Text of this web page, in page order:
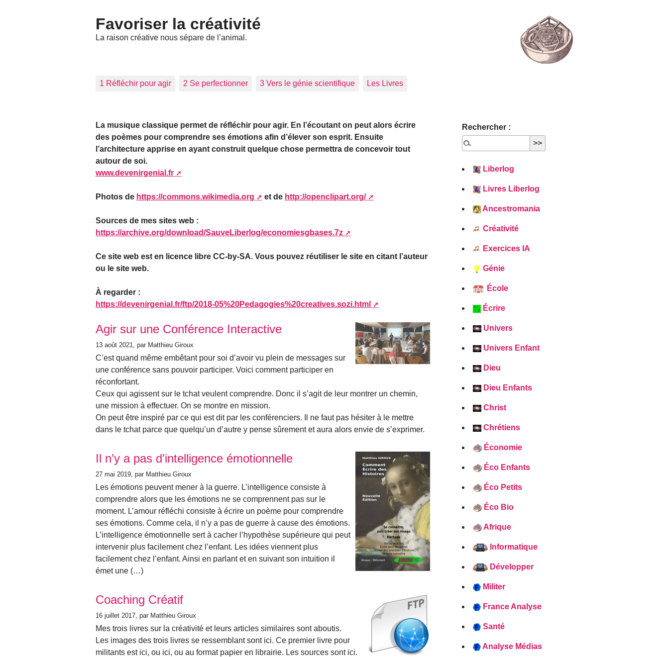
Favoriser la créativité
La raison créative nous sépare de l’animal.
1 Réfléchir pour agir 2 Se perfectionner 3 Vers le génie scientifique Les Livres
La musique classique permet de réfléchir pour agir. En l’écoutant on peut alors écrire
des poèmes pour comprendre ses émotions afin d’élever son esprit. Ensuite
l’architecture apprise en ayant construit quelque chose permettra de concevoir tout
autour de soi.
www.devenirgenial.fr
Photos de https://commons.wikimedia.org et de http://openclipart.org/
Sources de mes sites web :
https://archive.org/download/SauveLiberlog/economiesgbases.7z
Ce site web est en licence libre CC-by-SA. Vous pouvez réutiliser le site en citant l’auteur
ou le site web.
À regarder :
https://devenirgenial.fr/ftp/2018-05%20Pedagogies%20creatives.sozi.html
Articles les plus récents
Agir sur une Conférence Interactive
13 août 2021 , par Matthieu Giroux
C’est quand même embêtant pour soi d’avoir vu plein de messages sur
une conférence sans pouvoir participer. Voici comment participer en
réconfortant.
Ceux qui agissent sur le tchat veulent comprendre. Donc il s’agit de leur montrer un chemin,
une mission à effectuer. On se montre en mission.
On peut être inspiré par ce qui est dit par les conférenciers. Il ne faut pas hésiter à le mettre
dans le tchat parce que quelqu’un d’autre y pense sûrement et aura alors envie de s’exprimer.
Il n’y a pas d’intelligence émotionnelle
27 mai 2019 , par Matthieu Giroux
Les émotions peuvent mener à la guerre. L’intelligence consiste à
comprendre alors que les émotions ne se comprennent pas sur le
moment. L’amour réfléchi consiste à écrire un poème pour comprendre
ses émotions. Comme cela, il n’y a pas de guerre à cause des émotions.
L’intelligence émotionnelle sert à cacher l’hypothèse supérieure qui peut
intervenir plus facilement chez l’enfant. Les idées viennent plus
facilement chez l’enfant. Ainsi en parlant et en suivant son intuition il
émet une (…)
Coaching Créatif
16 juillet 2017 , par Matthieu Giroux
Mes trois livres sur la créativité et leurs articles similaires sont aboutis.
Les images des trois livres se ressemblant sont ici. Ce premier livre pour
militants est ici, ou ici, ou au format papier en librairie. Les sources sont ici.
Rechercher :
Liberlog
Livres Liberlog
Ancestromania
Créativité
Exercices IA
Génie
École
Écrire
Univers
Univers Enfant
Dieu
Dieu Enfants
Christ
Chrétiens
Économie
Éco Enfants
Éco Petits
Éco Bio
Afrique
Informatique
Développer
Militer
France Analyse
Santé
Analyse Médias